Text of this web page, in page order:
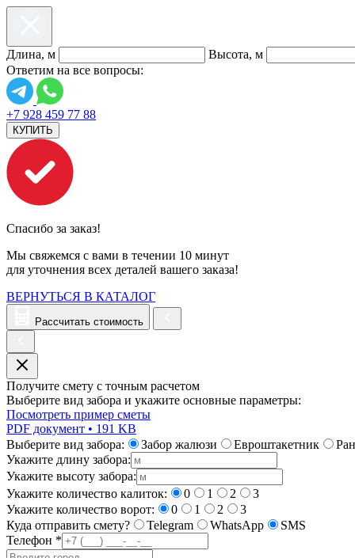
Длина, м Высота, м
Ответим на все вопросы:
+7 928 459 77 88
КУПИТЬ
Спасибо за заказ!
Мы свяжемся с вами в течении 10 минут
для уточнения всех деталей вашего заказа!
ВЕРНУТЬСЯ В КАТАЛОГ
Рассчитать стоимость
Получите смету с точным расчетом
Выберите вид забора и укажите основные параметры:
Посмотреть пример сметы
PDF документ • 191 KB
Выберите вид забора:
Забор жалюзи Евроштакетник
Укажите длину забора:
Укажите высоту забора:
Укажите количество калиток:
0 1 2
3
Укажите количество ворот:
0 1 2
3
Куда отправить смету?
Telegram WhatsApp
SMS
Телефон *